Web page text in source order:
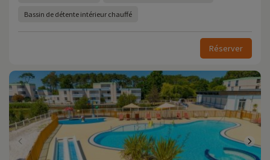
Bassin de détente intérieur chauffé
Réserver